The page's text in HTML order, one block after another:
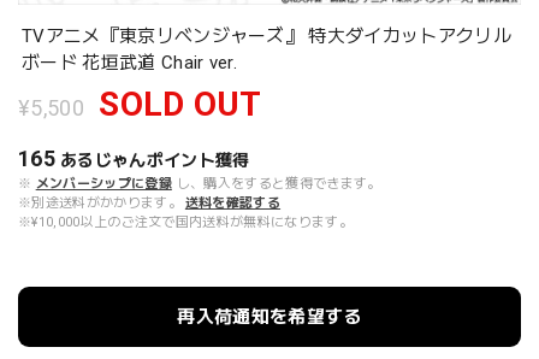
TVアニメ『東京リベンジャーズ』 特大ダイカットアクリル
ボード 花垣武道 Chair ver.
¥5,500 SOLD OUT
165 あるじゃんポイント獲得
※ メンバーシップに登録 し、購入をすると獲得できます。
※別途送料がかかります。
送料を確認する
※¥10,000以上のご注文で国内送料が無料になります。
再入荷通知を希望する